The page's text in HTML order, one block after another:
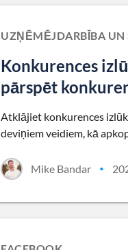
UZŅĒMĒJDARBĪBA UN
Konkurences
pārspēt
Atklājiet konkurences
deviņiem veidiem, kā
Mike Bandar •